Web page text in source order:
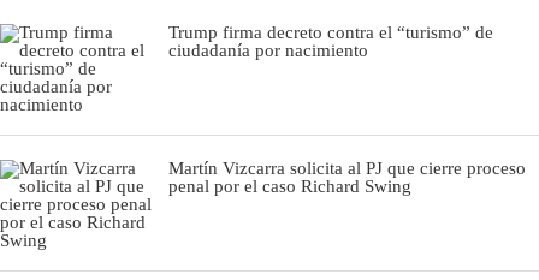
Trump firma decreto contra el “turismo” de
ciudadanía por nacimiento
Martín Vizcarra solicita al PJ que cierre proceso
penal por el caso Richard Swing